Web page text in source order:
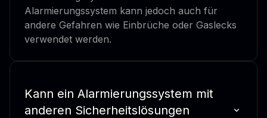
Alarmierungssystem kann jedoch auch für
andere Gefahren wie Einbrüche oder Gaslecks
verwendet werden.
Kann ein Alarmierungssystem mit
anderen Sicherheitslösungen